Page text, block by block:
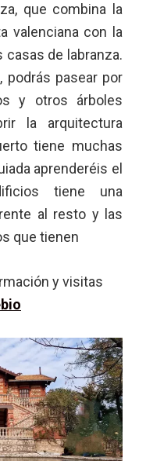
que combina la
valenciana con la
de labranza.
podrás pasear por
y otros árboles
la arquitectura
tiene muchas
aprenderéis el
tiene una
al resto y las
que tienen
y visitas